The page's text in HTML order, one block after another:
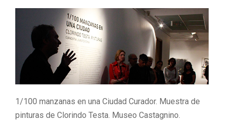
1/100 manzanas en una Ciudad Curador. Muestra de
pinturas de Clorindo Testa. Museo Castagnino.